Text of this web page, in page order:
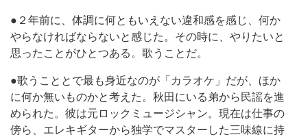
●２年前に、体調に何ともいえない違和感を感じ、何か
やらなければならないと感じた。その時に、やりたいと
思ったことがひとつある。歌うことだ。
●歌うこととで最も身近なのが「カラオケ」だが、ほか
に何か無いものかと考えた。秋田にいる弟から民謡を進
められた。彼は元ロックミュージシャン。現在は仕事の
傍ら、エレキギターから独学でマスターした三味線に持